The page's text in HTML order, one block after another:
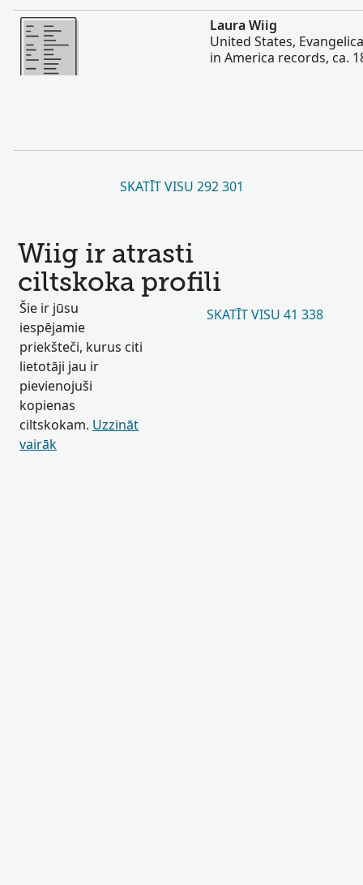
Vairāk
Laura Wiig
United States,
in America records, ca.
SKATĪT VISU 292 301
Wiig ir atrasti
ciltskoka profili
Šie ir jūsu
iespējamie
priekšteči, kurus citi
lietotāji jau ir
pievienojuši
kopienas
ciltskokam. Uzzināt
vairāk
SKATĪT VISU 41 338